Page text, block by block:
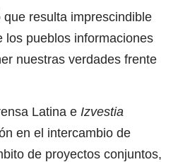
resulta imprescindible
los pueblos informaciones
nuestras verdades frente
Latina e Izvestia
en el intercambio de
de proyectos conjuntos,